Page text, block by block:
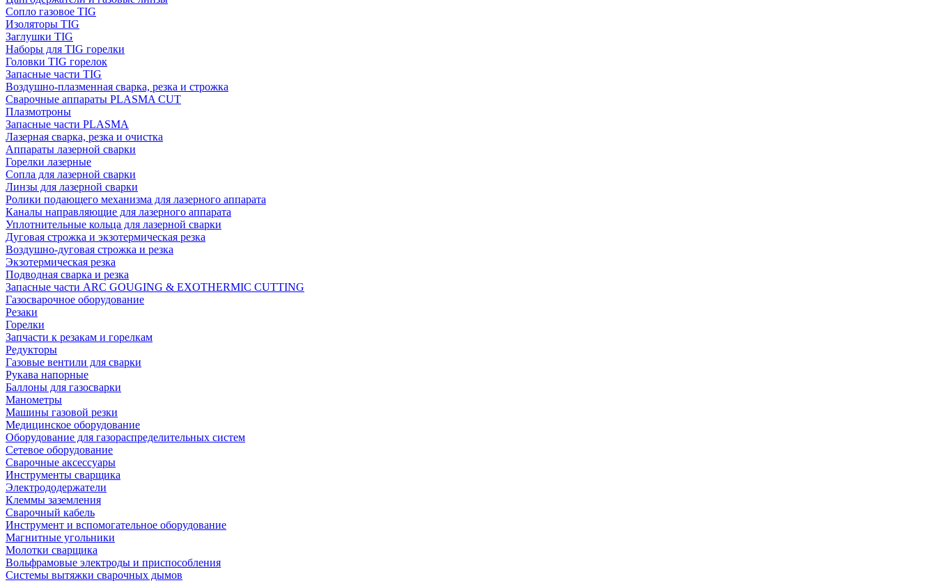
Сопло газовое TIG
Изоляторы TIG
Заглушки TIG
Наборы для TIG горелки
Головки TIG горелок
Запасные части TIG
Воздушно-плазменная сварка, резка и строжка
Сварочные аппараты PLASMA CUT
Плазмотроны
Запасные части PLASMA
Лазерная сварка, резка и очистка
Аппараты лазерной сварки
Горелки лазерные
Сопла для лазерной сварки
Линзы для лазерной сварки
Ролики подающего механизма для лазерного аппарата
Каналы направляющие для лазерного аппарата
Уплотнительные кольца для лазерной сварки
Дуговая строжка и экзотермическая резка
Воздушно-дуговая строжка и резка
Экзотермическая резка
Подводная сварка и резка
Запасные части ARC GOUGING & EXOTHERMIC CUTTING
Газосварочное оборудование
Резаки
Горелки
Запчасти к резакам и горелкам
Редукторы
Газовые вентили для сварки
Рукава напорные
Баллоны для газосварки
Манометры
Машины газовой резки
Медицинское оборудование
Оборудование для газораспределительных систем
Сетевое оборудование
Сварочные аксессуары
Инструменты сварщика
Электрододержатели
Клеммы заземления
Сварочный кабель
Инструмент и вспомогательное оборудование
Магнитные угольники
Молотки сварщика
Вольфрамовые электроды и приспособления
Системы вытяжки сварочных дымов